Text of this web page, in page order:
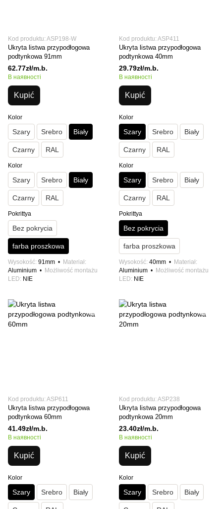
Kod produktu: ASP198-W
Ukryta listwa przypodłogowa
podtynkowa 91mm
62.77zł/m.b.
В наявності
Kupić
Kolor
Szary Srebro Biały
Czarny RAL
Kolor
Szary Srebro Biały
Czarny RAL
Pokrittya
Bez pokrycia
farba proszkowa
Wysokość 91mm
Materiał
Aluminium
Możliwość montażu
LED NIE
Kod produktu: ASP411
Ukryta listwa przypodłogowa
podtynkowa 40mm
29.79zł/m.b.
В наявності
Kupić
Kolor
Szary Srebro Biały
Czarny RAL
Kolor
Szary Srebro Biały
Czarny RAL
Pokrittya
Bez pokrycia
farba proszkowa
Wysokość 40mm
Materiał
Aluminium
Możliwość montażu
LED NIE
Kod produktu: ASP611
Ukryta listwa przypodłogowa
podtynkowa 60mm
41.49zł/m.b.
В наявності
Kupić
Kolor
Szary Srebro Biały
Kod produktu: ASP238
Ukryta listwa przypodłogowa
podtynkowa 20mm
23.40zł/m.b.
В наявності
Kupić
Kolor
Szary Srebro Biały